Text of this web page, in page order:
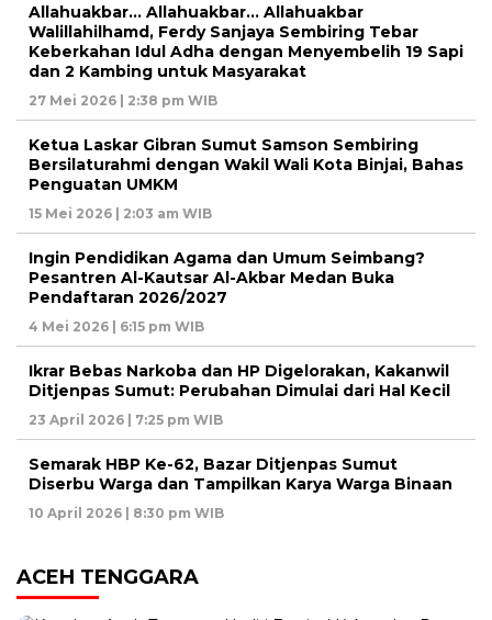
Allahuakbar… Allahuakbar… Allahuakbar
Walillahilhamd, Ferdy Sanjaya Sembiring Tebar
Keberkahan Idul Adha dengan Menyembelih 19 Sapi
dan 2 Kambing untuk Masyarakat
27 Mei 2026 | 2:38 pm WIB
Ketua Laskar Gibran Sumut Samson Sembiring
Bersilaturahmi dengan Wakil Wali Kota Binjai, Bahas
Penguatan UMKM
15 Mei 2026 | 2:03 am WIB
Ingin Pendidikan Agama dan Umum Seimbang?
Pesantren Al-Kautsar Al-Akbar Medan Buka
Pendaftaran 2026/2027
4 Mei 2026 | 6:15 pm WIB
Ikrar Bebas Narkoba dan HP Digelorakan, Kakanwil
Ditjenpas Sumut: Perubahan Dimulai dari Hal Kecil
23 April 2026 | 7:25 pm WIB
Semarak HBP Ke-62, Bazar Ditjenpas Sumut
Diserbu Warga dan Tampilkan Karya Warga Binaan
10 April 2026 | 8:30 pm WIB
ACEH TENGGARA